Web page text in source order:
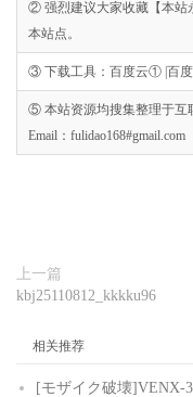
② 强烈建议大家收藏【本站
本站点。
③ 下载工具：百度云① |百度
⑤ 本站资源均搜集整理于互
Email：fulidao168#gmail.com
上一篇
kbj25110812_kkkku96
相关推荐
[モザイク破壊]VENX-